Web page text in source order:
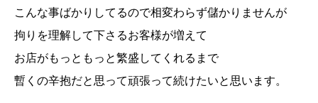
こんな事ばかりしてるので相変わらず儲かりませんが
拘りを理解して下さるお客様が増えて
お店がもっともっと繁盛してくれるまで
暫くの辛抱だと思って頑張って続けたいと思います。